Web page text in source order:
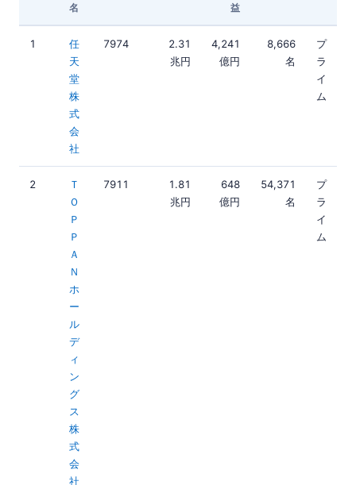
名
益
1
任
天
堂
株
式
会
社
7974
2.31
兆円
4,241
億円
8,666
名
プ
ラ
イ
ム
2
Ｔ
Ｏ
Ｐ
Ｐ
Ａ
Ｎ
ホ
ー
ル
デ
ィ
ン
グ
ス
株
式
会
社
7911
1.81
兆円
648
億円
54,371
名
プ
ラ
イ
ム